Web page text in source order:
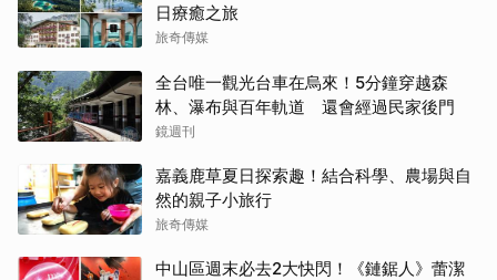
日療癒之旅
旅奇傳媒
全台唯一觀光台車在烏來！5分鐘穿越森
林、瀑布與百年軌道 還會經過民家後門
鏡週刊
嘉義鹿草夏日探索趣！結合科學、農場與自
然的親子小旅行
旅奇傳媒
中山區週末必去2大快閃！《鏈鋸人》蕾潔